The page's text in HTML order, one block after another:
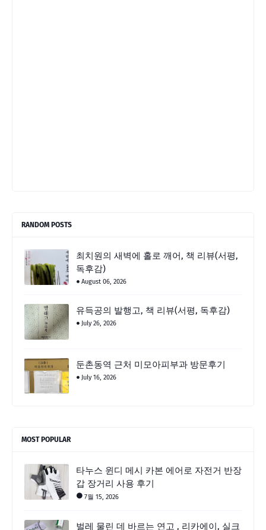
RANDOM POSTS
최치원의 새벽에 홀로 깨어, 책 리뷰(서평,
독후감)
August 06, 2026
유득공의 발행고, 책 리뷰(서평, 독후감)
July 26, 2026
둔촌동역 근처 미모아피부과 방문후기
July 16, 2026
MOST POPULAR
타누스 윈디 메시 카본 에어로 자전거 반장
갑 장거리 사용 후기
7월 15, 2026
벌레 물린 데 바르는 연고 , 리카에이, 실크